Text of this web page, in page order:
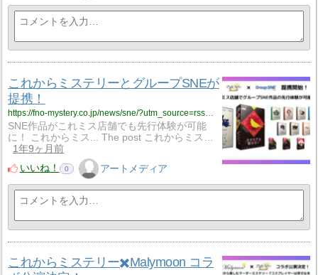
これからミステリーとグループSNEが
提携！
https://fno-mystery.co.jp/news/sne/?utm_source=rss&utm_medium=rss&utm_campaign=sne
SNE作品がこれミス店舗でも先行体験が可能
に！ これからミス... The post これからミス…
1年9ヶ月前
いいね！
0 アートメディア
これからミステリー✖️Malymoon コラ